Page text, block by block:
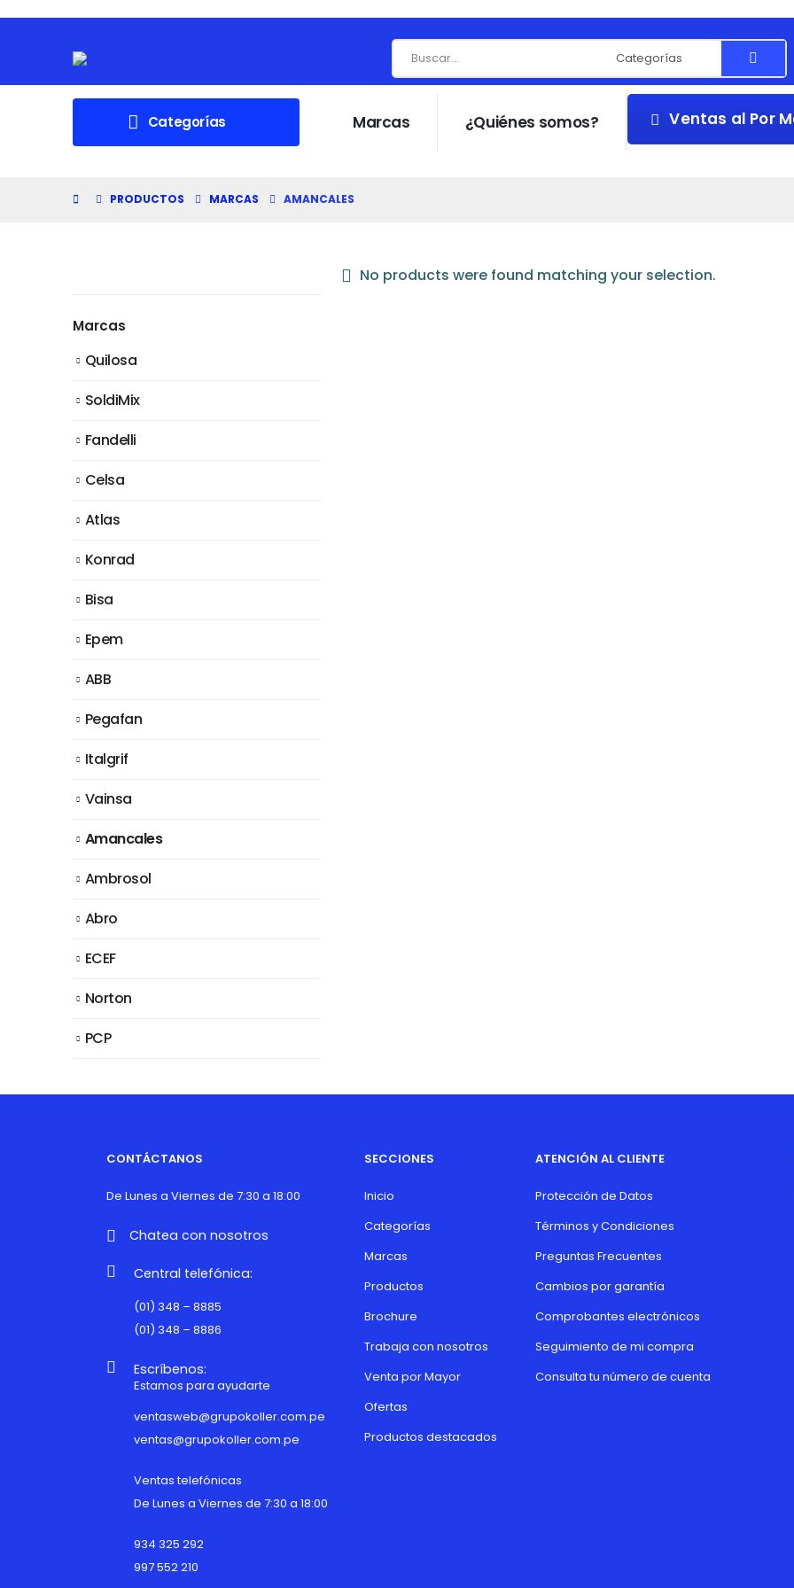
Categorías Marcas ¿Quiénes somos? Ventas al Por
PRODUCTOS MARCAS AMANCALES
No products were found matching your selection.
Marcas
Quilosa
SoldiMix
Fandelli
Celsa
Atlas
Konrad
Bisa
Epem
ABB
Pegafan
Italgrif
Vainsa
Amancales
Ambrosol
Abro
ECEF
Norton
PCP
CONTÁCTANOS
De Lunes a Viernes de 7:30 a 18:00
Chatea con nosotros
Central telefónica:
(01) 348 – 8885
(01) 348 – 8886
Escríbenos:
Estamos para ayudarte
ventasweb@grupokoller.com.pe
ventas@grupokoller.com.pe
Ventas telefónicas
De Lunes a Viernes de 7:30 a 18:00
934 325 292
997 552 210
SECCIONES
Inicio
Categorías
Marcas
Productos
Brochure
Trabaja con nosotros
Venta por Mayor
Ofertas
Productos destacados
ATENCIÓN AL CLIENTE
Protección de Datos
Términos y Condiciones
Preguntas Frecuentes
Cambios por garantía
Comprobantes electrónicos
Seguimiento de mi compra
Consulta tu número de cuenta